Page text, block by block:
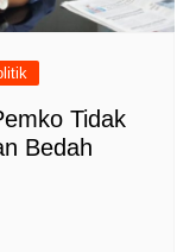
Tidak
Bedah